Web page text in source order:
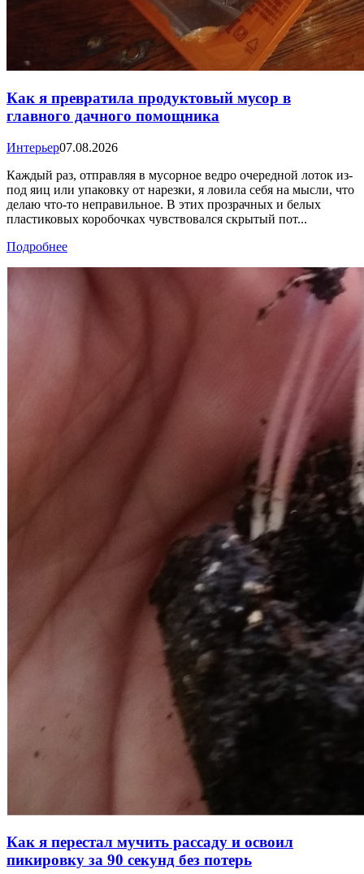
Как я превратила продуктовый мусор в
главного дачного помощника
Интерьер07.08.2026
Каждый раз, отправляя в мусорное ведро очередной лоток из-
под яиц или упаковку от нарезки, я ловила себя на мысли, что
делаю что-то неправильное. В этих прозрачных и белых
пластиковых коробочках чувствовался скрытый пот...
Подробнее
Как я перестал мучить рассаду и освоил
пикировку за 90 секунд без потерь